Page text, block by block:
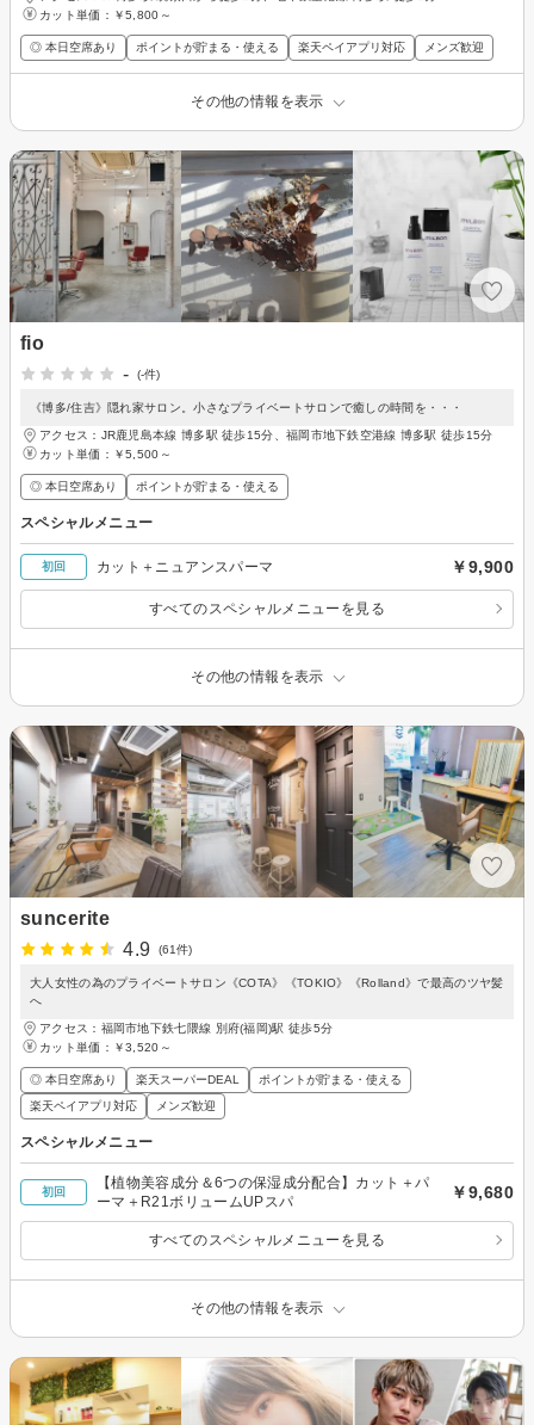
カット単価： ￥5,800～
◎ 本日空席あり ポイントが貯まる・使える 楽天ペイアプリ対応 メンズ歓迎
その他の情報を表示
fio
-
(-件)
《博多/住吉》隠れ家サロン。小さなプライベートサロンで癒しの時間を・・・
アクセス：JR鹿児島本線 博多駅 徒歩15分、福岡市地下鉄空港線 博多駅 徒歩15分
カット単価： ￥5,500～
◎ 本日空席あり ポイントが貯まる・使える
スペシャルメニュー
初回 カット＋ニュアンスパーマ ￥9,900
すべてのスペシャルメニューを見る
その他の情報を表示
suncerite
4.9
(61件)
大人女性の為のプライベートサロン《COTA》《TOKIO》《Rolland》で最高のツヤ髪
へ
アクセス：福岡市地下鉄七隈線 別府(福岡)駅 徒歩5分
カット単価： ￥3,520～
◎ 本日空席あり 楽天スーパーDEAL
ポイントが貯まる・使える
楽天ペイアプリ対応
メンズ歓迎
スペシャルメニュー
初回
【植物美容成分＆6つの保湿成分配合】カット＋パ
ーマ＋R21ボリュームUPスパ
￥9,680
すべてのスペシャルメニューを見る
その他の情報を表示